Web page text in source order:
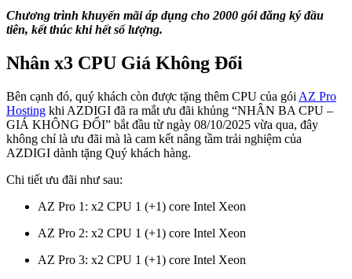
Chương trình khuyến mãi áp dụng cho 2000 gói đăng ký đầu
tiên, kết thúc khi hết số lượng.
Nhân x3 CPU Giá Không Đổi
Bên cạnh đó, quý khách còn được tặng thêm CPU của gói AZ Pro
Hosting khi AZDIGI đã ra mắt ưu đãi khủng “NHÂN BA CPU –
GIÁ KHÔNG ĐỔI” bắt đầu từ ngày 08/10/2025 vừa qua, đây
không chỉ là ưu đãi mà là cam kết nâng tầm trải nghiệm của
AZDIGI dành tặng Quý khách hàng.
Chi tiết ưu đãi như sau:
AZ Pro 1: x2 CPU 1 (+1) core Intel Xeon
AZ Pro 2: x2 CPU 1 (+1) core Intel Xeon
AZ Pro 3: x2 CPU 1 (+1) core Intel Xeon